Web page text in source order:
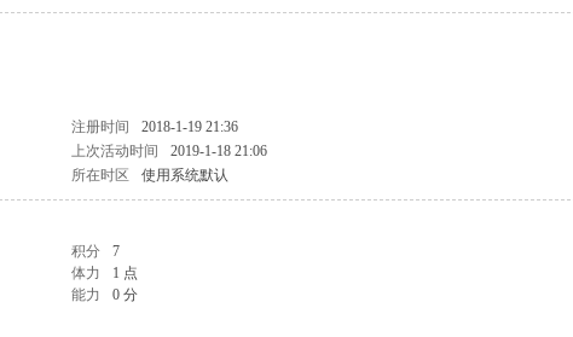
注册时间
2018-1-19 21:36
上次活动时间
2019-1-18 21:06
所在时区 使用系统默认
积分
7
体力
1 点
能力
0 分